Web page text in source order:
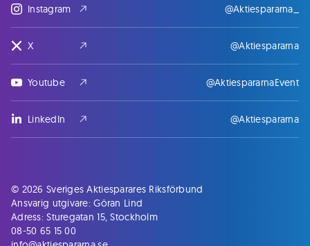
Instagram @Aktiespararna_
X @Aktiespararna
Youtube @AktiespararnaEvent
LinkedIn @Aktiespararna
© 2026 Sveriges Aktiesparares Riksförbund
Ansvarig utgivare: Göran Lind
Adress: Sturegatan 15, Stockholm
08-50 65 15 00